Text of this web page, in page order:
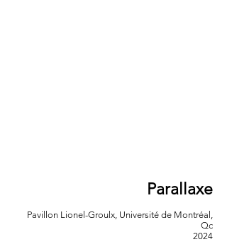
Parallaxe
Pavillon Lionel-Groulx, Université de Montréal,
Qc
2024